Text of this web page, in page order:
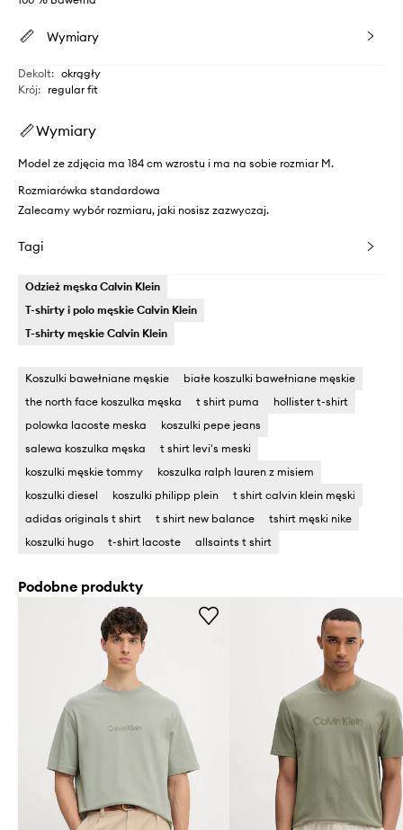
Wymiary
Dekolt: okrągły
Krój: regular fit
Wymiary
Model ze zdjęcia ma 184 cm wzrostu i ma na sobie rozmiar M.
Rozmiarówka standardowa
Zalecamy wybór rozmiaru, jaki nosisz zazwyczaj.
Tagi
Odzież męska Calvin Klein
T-shirty i polo męskie Calvin Klein
T-shirty męskie Calvin Klein
Koszulki bawełniane męskie
białe koszulki bawełniane męskie
the north face koszulka męska
t shirt puma
hollister t-shirt
polowka lacoste meska
koszulki pepe jeans
salewa koszulka męska
t shirt levi's meski
koszulki męskie tommy
koszulka ralph lauren z misiem
koszulki diesel
koszulki philipp plein
t shirt calvin klein męski
adidas originals t shirt
t shirt new balance
tshirt męski nike
koszulki hugo
t-shirt lacoste allsaints t shirt
Podobne produkty